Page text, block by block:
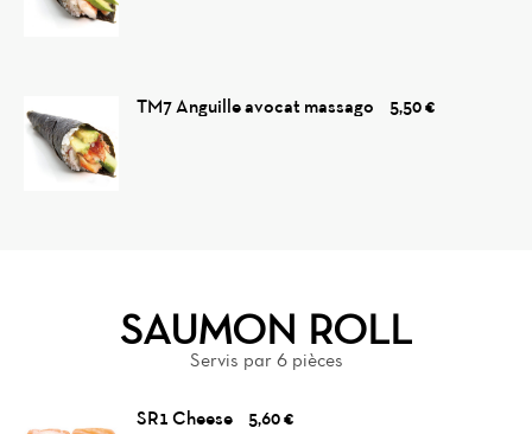
TM7 Anguille avocat massago 5,50 €
SAUMON ROLL
Servis par 6 pièces
SR1 Cheese 5,60 €